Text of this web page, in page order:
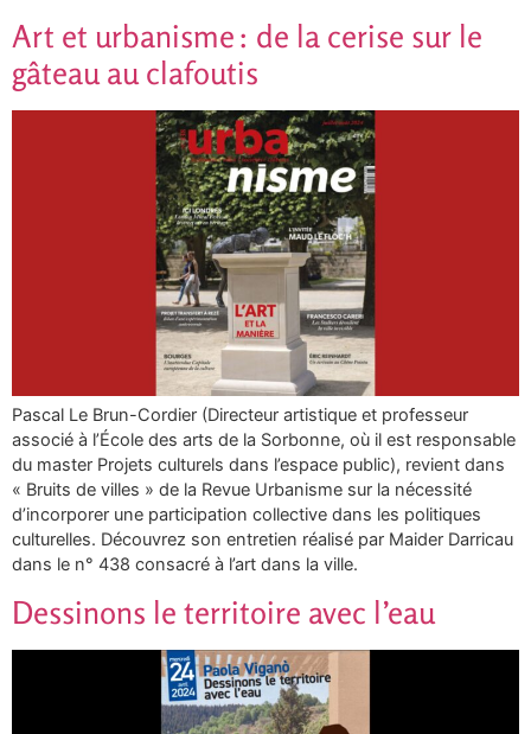
Art et urbanisme : de la cerise sur le
gâteau au clafoutis
Pascal Le Brun-Cordier (Directeur artistique et professeur
associé à l’École des arts de la Sorbonne, où il est responsable
du master Projets culturels dans l’espace public), revient dans
« Bruits de villes » de la Revue Urbanisme sur la nécessité
d’incorporer une participation collective dans les politiques
culturelles. Découvrez son entretien réalisé par Maider Darricau
dans le n° 438 consacré à l’art dans la ville.
Dessinons le territoire avec l’eau